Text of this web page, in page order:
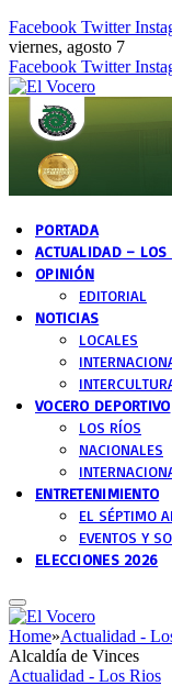
Facebook Twitter
viernes, agosto 7
Facebook Twitter
PORTADA
ACTUALIDAD – LOS
OPINIÓN
EDITORIAL
NOTICIAS
LOCALES
VOCERO DEPORTIVO
LOS RÍOS
NACIONALES
ENTRETENIMIENTO
EL SÉPTIMO
EVENTOS Y
ELECCIONES 2026
Home»Actualidad -
Alcaldía de Vinces
Actualidad - Los Rios